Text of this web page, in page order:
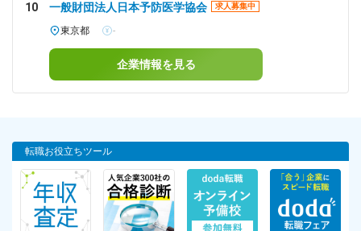
10 一般財団法人日本予防医学協会 求人募集中
東京都 -
企業情報を見る
転職お役立ちツール